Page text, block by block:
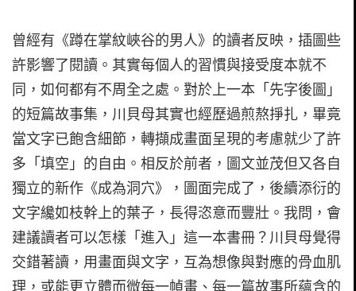
曾經有《蹲在掌紋峽谷的男人》的讀者反映，插圖些
許影響了閱讀。其實每個人的習慣與接受度本就不
同，如何都有不周全之處。對於上一本「先字後圖」
的短篇故事集，川貝母其實也經歷過煎熬掙扎，畢竟
當文字已飽含細節，轉擷成畫面呈現的考慮就少了許
多「填空」的自由。相反於前者，圖文並茂但又各自
獨立的新作《成為洞穴》，圖面完成了，後續添衍的
文字纔如枝幹上的葉子，長得恣意而豐壯。我問，會
建議讀者可以怎樣「進入」這一本書冊？川貝母覺得
交錯著讀，用畫面與文字，互為想像與對應的骨血肌
理，或能更立體而微每一幀畫、每一篇故事所蘊含的